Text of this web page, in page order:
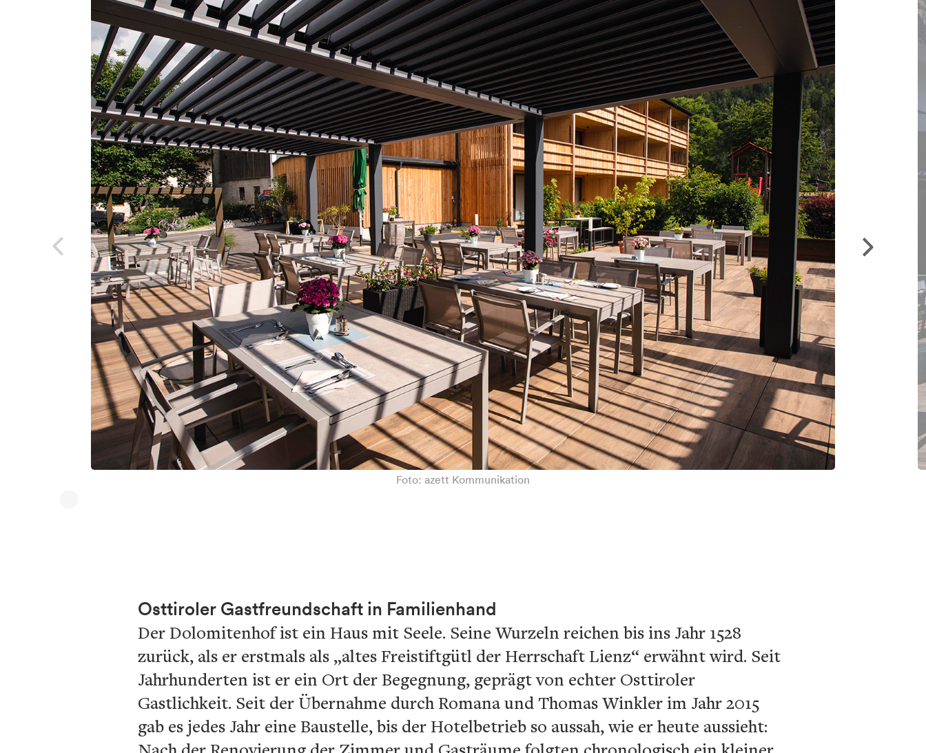
Foto: azett Kommunikation
Osttiroler Gastfreundschaft in Familienhand
Der Dolomitenhof ist ein Haus mit Seele. Seine Wurzeln reichen bis ins Jahr 1528
zurück, als er erstmals als „altes Freistiftgütl der Herrschaft Lienz“ erwähnt wird. Seit
Jahrhunderten ist er ein Ort der Begegnung, geprägt von echter Osttiroler
Gastlichkeit. Seit der Übernahme durch Romana und Thomas Winkler im Jahr 2015
gab es jedes Jahr eine Baustelle, bis der Hotelbetrieb so aussah, wie er heute aussieht: